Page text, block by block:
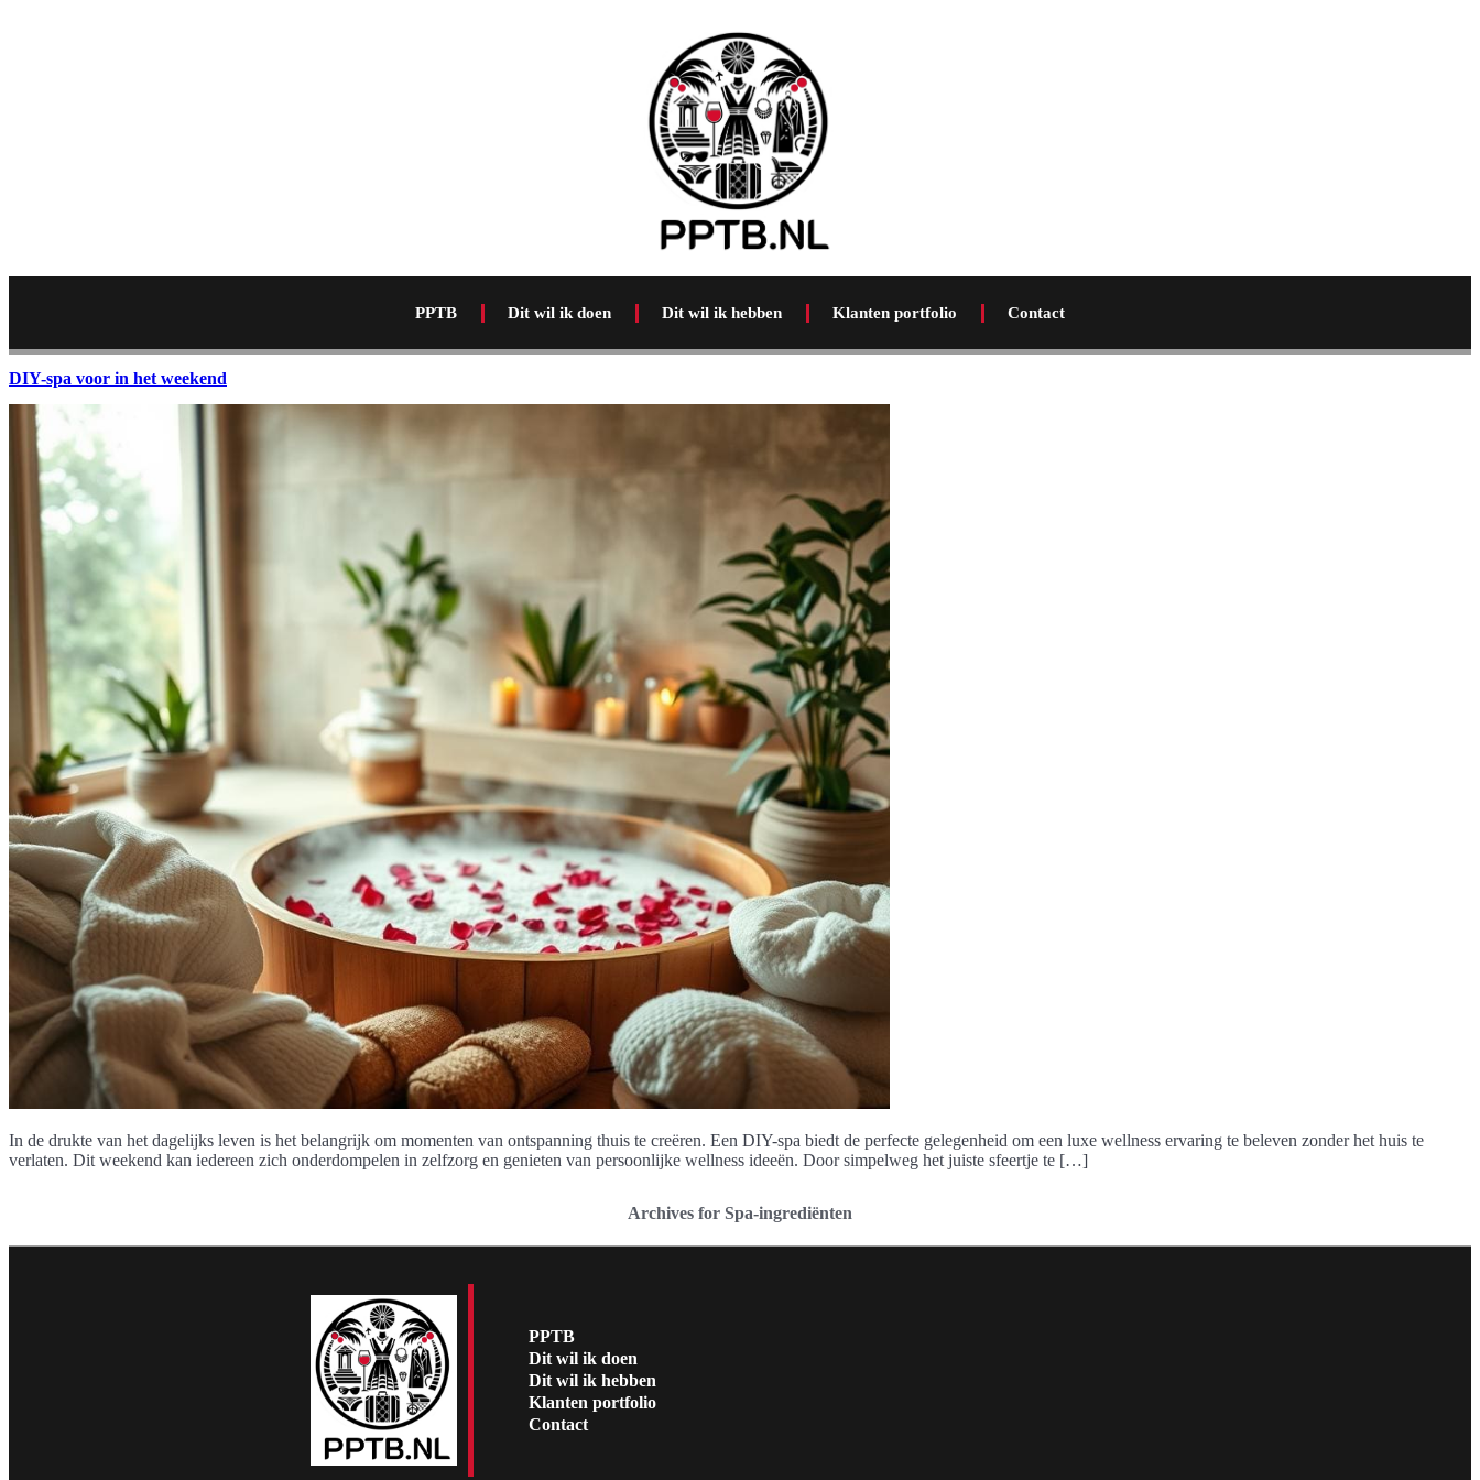
PPTB Dit wil ik doen Dit wil ik hebben Klanten portfolio Contact
DIY-spa voor in het weekend
In de drukte van het dagelijks leven is het belangrijk om momenten van ontspanning thuis te creëren. Een DIY-spa biedt de perfecte gelegenheid om een luxe wellness ervaring te beleven zonder het huis te
verlaten. Dit weekend kan iedereen zich onderdompelen in zelfzorg en genieten van persoonlijke wellness ideeën. Door simpelweg het juiste sfeertje te […]
Archives for Spa-ingrediënten
PPTB
Dit wil ik doen
Dit wil ik hebben
Klanten portfolio
Contact